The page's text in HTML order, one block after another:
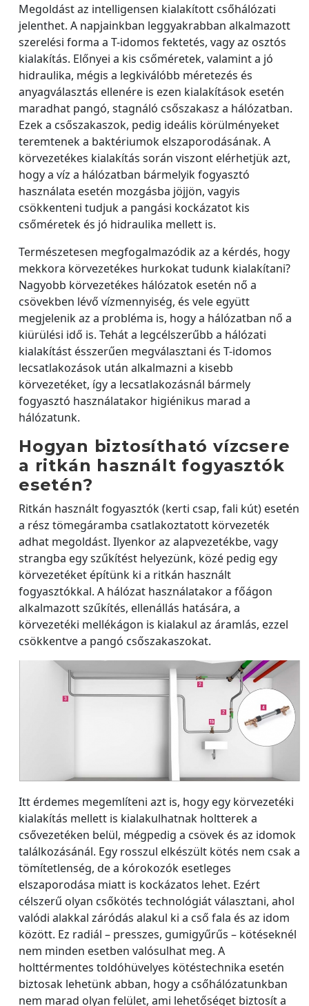
Megoldást az intelligensen kialakított csőhálózati
jelenthet. A napjainkban leggyakrabban alkalmazott
szerelési forma a T-idomos fektetés, vagy az osztós
kialakítás. Előnyei a kis csőméretek, valamint a jó
hidraulika, mégis a legkiválóbb méretezés és
anyagválasztás ellenére is ezen kialakítások esetén
maradhat pangó, stagnáló csőszakasz a hálózatban.
Ezek a csőszakaszok, pedig ideális körülményeket
teremtenek a baktériumok elszaporodásának. A
körvezetékes kialakítás során viszont elérhetjük azt,
hogy a víz a hálózatban bármelyik fogyasztó
használata esetén mozgásba jöjjön, vagyis
csökkenteni tudjuk a pangási kockázatot kis
csőméretek és jó hidraulika mellett is.
Természetesen megfogalmazódik az a kérdés, hogy
mekkora körvezetékes hurkokat tudunk kialakítani?
Nagyobb körvezetékes hálózatok esetén nő a
csövekben lévő vízmennyiség, és vele együtt
megjelenik az a probléma is, hogy a hálózatban nő a
kiürülési idő is. Tehát a legcélszerűbb a hálózati
kialakítást ésszerűen megválasztani és T-idomos
lecsatlakozások után alkalmazni a kisebb
körvezetéket, így a lecsatlakozásnál bármely
fogyasztó használatakor higiénikus marad a
hálózatunk.
Hogyan biztosítható vízcsere
a ritkán használt fogyasztók
esetén?
Ritkán használt fogyasztók (kerti csap, fali kút) esetén
a rész tömegáramba csatlakoztatott körvezeték
adhat megoldást. Ilyenkor az alapvezetékbe, vagy
strangba egy szűkítést helyezünk, közé pedig egy
körvezetéket építünk ki a ritkán használt
fogyasztókkal. A hálózat használatakor a főágon
alkalmazott szűkítés, ellenállás hatására, a
körvezetéki mellékágon is kialakul az áramlás, ezzel
csökkentve a pangó csőszakaszokat.
Itt érdemes megemlíteni azt is, hogy egy körvezetéki
kialakítás mellett is kialakulhatnak holtterek a
csővezetéken belül, mégpedig a csövek és az idomok
találkozásánál. Egy rosszul elkészült kötés nem csak a
tömítetlenség, de a kórokozók esetleges
elszaporodása miatt is kockázatos lehet. Ezért
célszerű olyan csőkötés technológiát választani, ahol
valódi alakkal záródás alakul ki a cső fala és az idom
között. Ez radiál – presszes, gumigyűrűs – kötéseknél
nem minden esetben valósulhat meg. A
holttérmentes toldóhüvelyes kötéstechnika esetén
biztosak lehetünk abban, hogy a csőhálózatunkban
nem marad olyan felület, ami lehetőséget biztosít a